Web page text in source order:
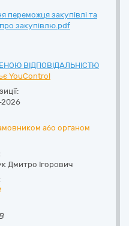
переможця закупівлі та
закупівлю.pdf
ВІДПОВІДАЛЬНІСТЮ
YouControl
або органом
Дмитро Ігорович